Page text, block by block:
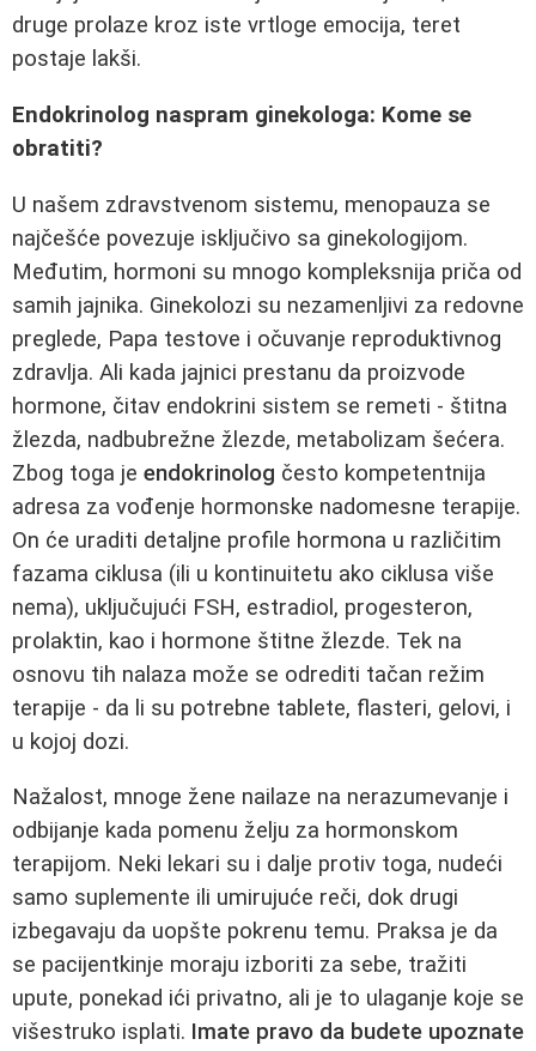
druge prolaze kroz iste vrtloge emocija, teret
postaje lakši.
Endokrinolog naspram ginekologa: Kome se
obratiti?
U našem zdravstvenom sistemu, menopauza se
najčešće povezuje isključivo sa ginekologijom.
Međutim, hormoni su mnogo kompleksnija priča od
samih jajnika. Ginekolozi su nezamenljivi za redovne
preglede, Papa testove i očuvanje reproduktivnog
zdravlja. Ali kada jajnici prestanu da proizvode
hormone, čitav endokrini sistem se remeti - štitna
žlezda, nadbubrežne žlezde, metabolizam šećera.
Zbog toga je endokrinolog često kompetentnija
adresa za vođenje hormonske nadomesne terapije.
On će uraditi detaljne profile hormona u različitim
fazama ciklusa (ili u kontinuitetu ako ciklusa više
nema), uključujući FSH, estradiol, progesteron,
prolaktin, kao i hormone štitne žlezde. Tek na
osnovu tih nalaza može se odrediti tačan režim
terapije - da li su potrebne tablete, flasteri, gelovi, i
u kojoj dozi.
Nažalost, mnoge žene nailaze na nerazumevanje i
odbijanje kada pomenu želju za hormonskom
terapijom. Neki lekari su i dalje protiv toga, nudeći
samo suplemente ili umirujuće reči, dok drugi
izbegavaju da uopšte pokrenu temu. Praksa je da
se pacijentkinje moraju izboriti za sebe, tražiti
upute, ponekad ići privatno, ali je to ulaganje koje se
višestruko isplati. Imate pravo da budete upoznate